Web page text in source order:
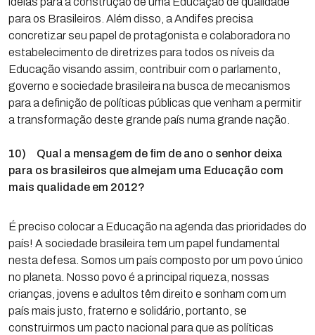
para os Brasileiros. Além disso, a Andifes precisa
concretizar seu papel de protagonista e colaboradora no
estabelecimento de diretrizes para todos os níveis da
Educação visando assim, contribuir com o parlamento,
governo e sociedade brasileira na busca de mecanismos
para a definição de políticas públicas que venham a permitir
a transformação deste grande país numa grande nação.
10) Qual a mensagem de fim de ano o senhor deixa
para os brasileiros que almejam uma Educação com
mais qualidade em 2012?
É preciso colocar a Educação na agenda das prioridades do
país! A sociedade brasileira tem um papel fundamental
nesta defesa. Somos um país composto por um povo único
no planeta. Nosso povo é a principal riqueza, nossas
crianças, jovens e adultos têm direito e sonham com um
país mais justo, fraterno e solidário, portanto, se
construirmos um pacto nacional para que as políticas